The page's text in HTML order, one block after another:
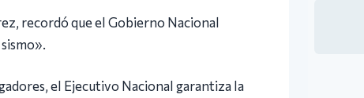
recordó que el Gobierno Nacional
el Ejecutivo Nacional garantiza la